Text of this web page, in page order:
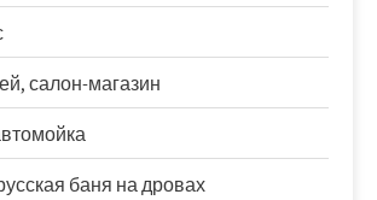
салон-магазин
баня на дровах